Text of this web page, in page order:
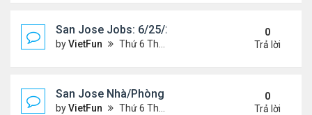
San Jose Jobs: 6/25/21- 7/2/2021
byVietFun Thứ 6 Tháng 6 25, 2021 2:14 pm
0
Trả lời
San Jose Nhà/Phòng 6/25/21-7/2/21
byVietFun Thứ 6 Tháng 6 25, 2021 2:11 pm
0
Trả lời